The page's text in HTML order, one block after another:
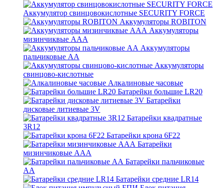
Аккумулятор свинцовокислотные SECURITY FORCE
Аккумуляторы ROBITON
Аккумуляторы
мизинчиквые ААА
Аккумуляторы
пальчиковые АА
Аккумуляторы
свинцово-кислотные
Алкалиновые часовые
Батарейки большие LR20
Батарейки
дисковые литиевые 3V
Батарейки квадратные
3R12
Батарейки крона 6F22
Батарейки
мизинчиковые ААА
Батарейки пальчиковые
АА
Батарейки средние LR14